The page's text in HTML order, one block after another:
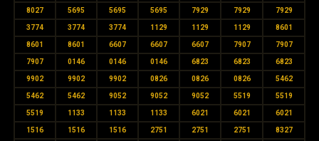
8027 5695 5695 5695 7929 7929 7929
3774 3774 3774 1129 1129 1129 8601
8601 8601 6607 6607 6607 7907 7907
7907 0146 0146 0146 6823 6823 6823
9902 9902 9902 0826 0826 0826 5462
5462 5462 9052 9052 9052 5519 5519
5519 1133 1133 1133 6021 6021 6021
1516 1516 1516 2751 2751 2751 8327